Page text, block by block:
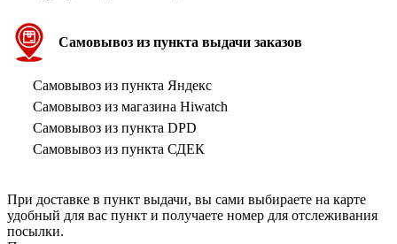
Самовывоз из пункта выдачи заказов
Самовывоз из пункта Яндекс
Самовывоз из магазина Hiwatch
Самовывоз из пункта DPD
Самовывоз из пункта СДЕК
При доставке в пункт выдачи, вы сами выбираете на карте
удобный для вас пункт и получаете номер для отслеживания
посылки.